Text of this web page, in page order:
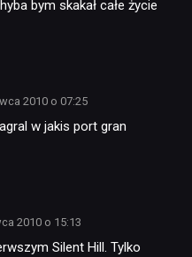
bym skakał całe życie
2010 o 07:25
w jakis port gran
2010 o 15:13
Silent Hill. Tylko